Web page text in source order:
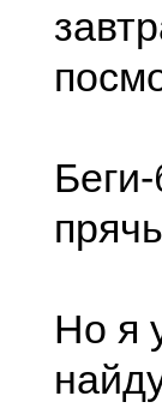
Но я